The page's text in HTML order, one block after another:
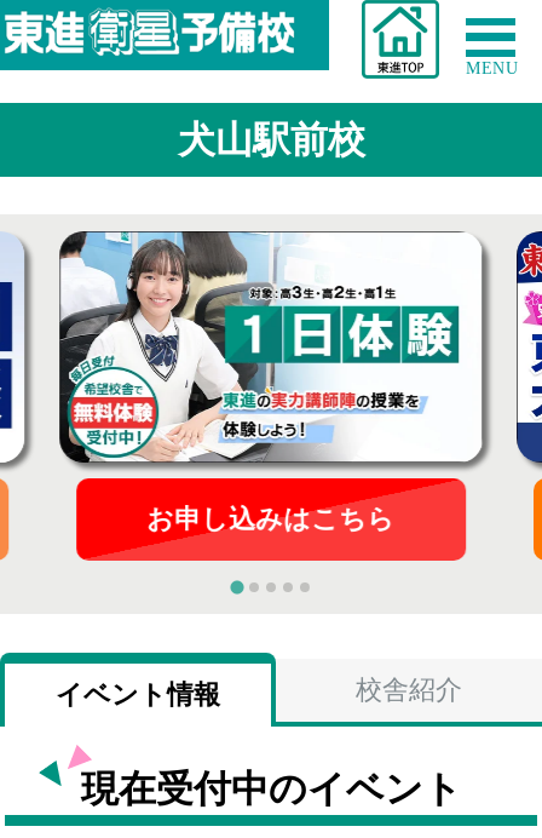
MENU
犬山駅前校
お申し込みはこちら
イベント情報 校舎紹介
現在受付中のイベント